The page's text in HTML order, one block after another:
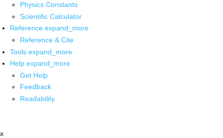
Physics Constants
Scientific Calculator
Reference expand_more
Reference & Cite
Tools expand_more
Help expand_more
Get Help
Feedback
Readability
x